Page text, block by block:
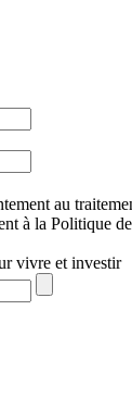
au
à la Politique
vivre et investir